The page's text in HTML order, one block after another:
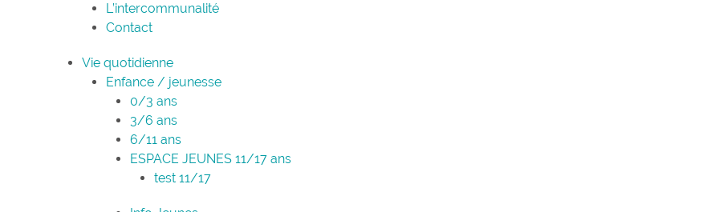
L’intercommunalité
Contact
Vie quotidienne
Enfance / jeunesse
0/3 ans
3/6 ans
6/11 ans
ESPACE JEUNES 11/17 ans
test 11/17